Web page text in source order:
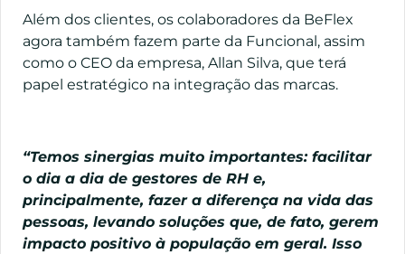
Além dos clientes, os colaboradores da BeFlex
agora também fazem parte da Funcional, assim
como o CEO da empresa, Allan Silva, que terá
papel estratégico na integração das marcas.
“Temos sinergias muito importantes: facilitar
o dia a dia de gestores de RH e,
principalmente, fazer a diferença na vida das
pessoas, levando soluções que, de fato, gerem
impacto positivo à população em geral. Isso